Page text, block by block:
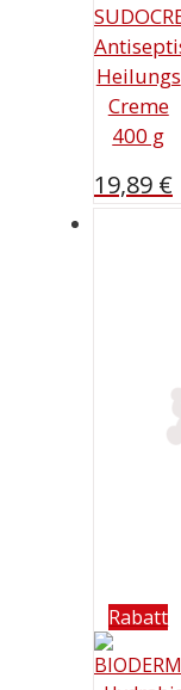
Heilungs
Creme
400 g
19,89 €
Rabatt